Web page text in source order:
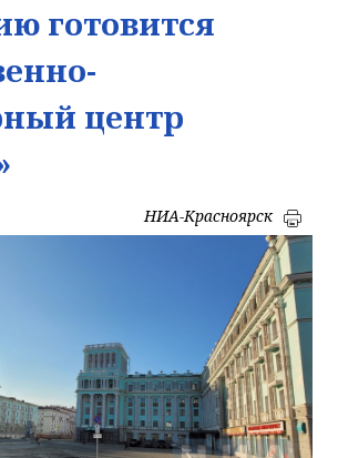
готовится
центр
НИА-Красноярск